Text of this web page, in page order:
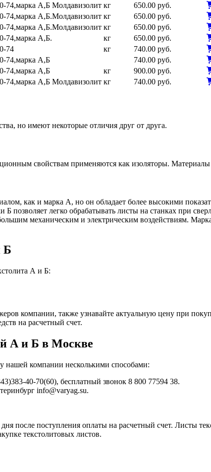
74,марка А,Б Молдавизолит кг
650.00 руб.
74,марка А,Б.Молдавизолит кг
650.00 руб.
74,марка А,Б.Молдавизолит кг
650.00 руб.
74,марка А,Б. кг
650.00 руб.
74 кг
740.00 руб.
74,марка А,Б
740.00 руб.
74,марка А,Б кг
900.00 руб.
74,марка А,Б Молдавизолит кг 740.00 руб.
но имеют некоторые отличия друг от друга.
свойствам применяются как изоляторы.
как и марка А, но он обладает более высокими
позволяет легко обрабатывать листы на станках при
механическим и электрическим воздействиям.
Б
А и Б:
компании, также узнавайте актуальную цену при
на расчетный счет.
А и Б в Москве
нашей компании несколькими способами:
40-70(60), бесплатный звонок 8 800 77594 38.
info@varyag.su.
после поступления оплаты на расчетный счет. Листы
текстолитовых листов.